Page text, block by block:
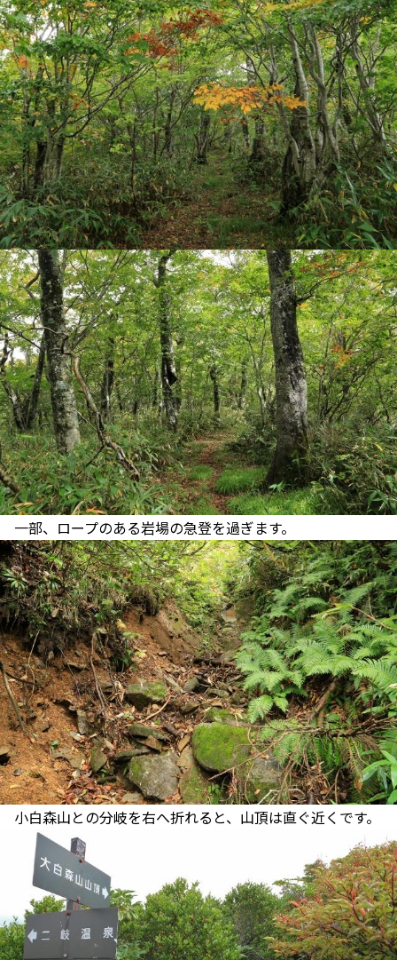
一部、ロープのある岩場の急登を過ぎます。
小白森山との分岐を右へ折れると、山頂は直ぐ近くです。